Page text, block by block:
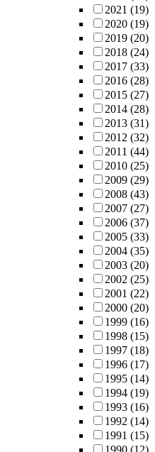
2021 (19)
2020 (19)
2019 (20)
2018 (24)
2017 (33)
2016 (28)
2015 (27)
2014 (28)
2013 (31)
2012 (32)
2011 (44)
2010 (25)
2009 (29)
2008 (43)
2007 (27)
2006 (37)
2005 (33)
2004 (35)
2003 (20)
2002 (25)
2001 (22)
2000 (20)
1999 (16)
1998 (15)
1997 (18)
1996 (17)
1995 (14)
1994 (19)
1993 (16)
1992 (14)
1991 (15)
1990 (12)